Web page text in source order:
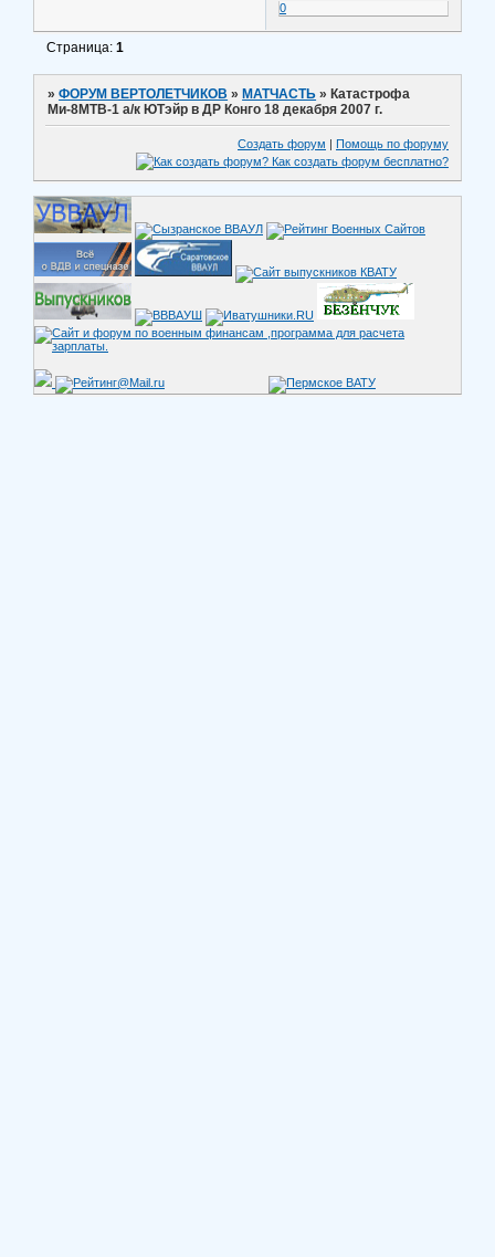
0
Страница:1
»ФОРУМ ВЕРТОЛЕТЧИКОВ »МАТЧАСТЬ »Катастрофа
Ми-8МТВ-1 а/к ЮТэйр в ДР Конго 18 декабря 2007 г.
Создать форум Помощь по форуму